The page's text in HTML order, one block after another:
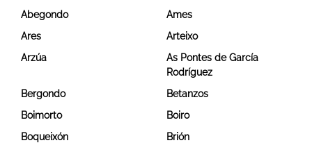
Abegondo
Ames
Ares
Arteixo
Arzúa
As Pontes de García
Rodríguez
Bergondo
Betanzos
Boimorto
Boiro
Boqueixón
Brión